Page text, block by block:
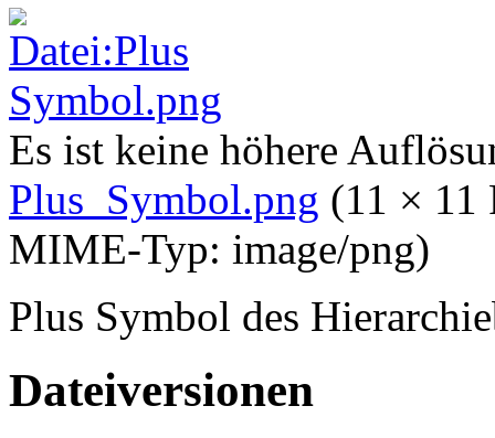
Es ist keine höhere
Plus_Symbol.png (11 × 11
MIME-Typ: image/png)
Plus Symbol des
Dateiversionen